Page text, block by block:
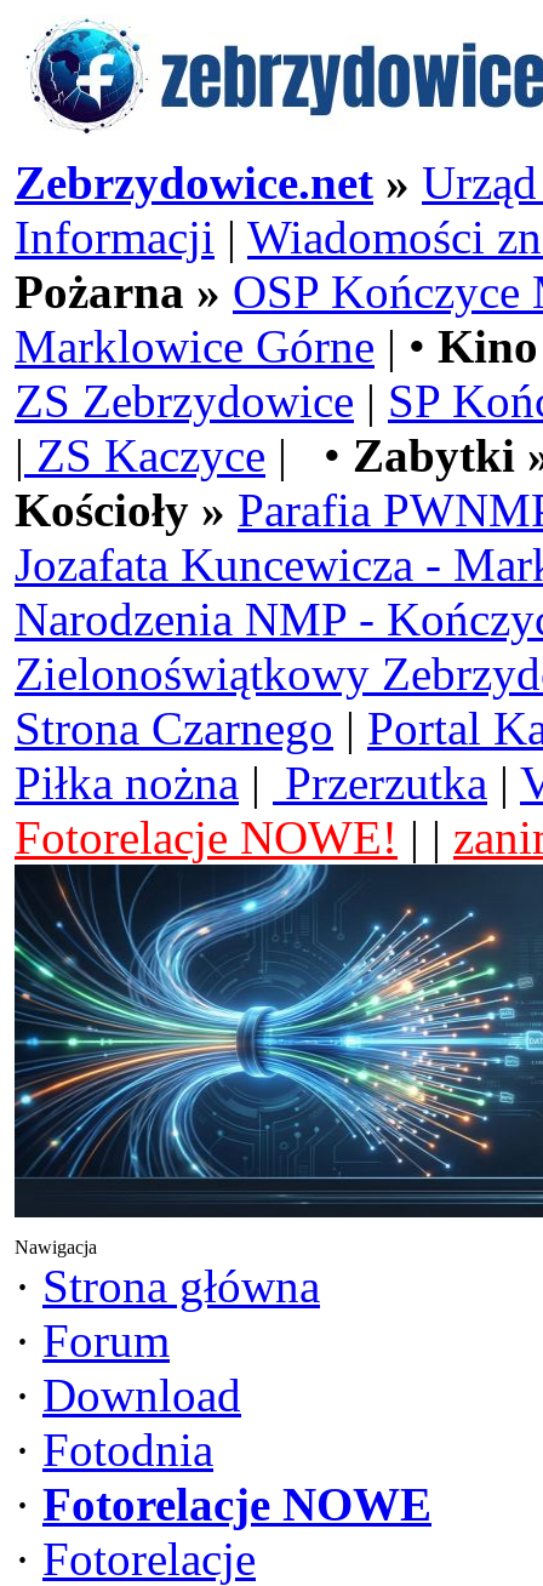
Zebrzydowice.net »
Informacji | Wiadomości
Pożarna » OSP Kończyce
Marklowice Górne | •
ZS Zebrzydowice | SP
| ZS Kaczyce | • Zabytki
Kościoły » Parafia
Jozafata Kuncewicza -
Narodzenia NMP -
Zielonoświątkowy
Strona Czarnego | Portal
Piłka nożna | Przerzutka |
Fotorelacje NOWE! | |
Nawigacja
· Strona główna
· Forum
· Download
· Fotodnia
· Fotorelacje NOWE
· Fotorelacje